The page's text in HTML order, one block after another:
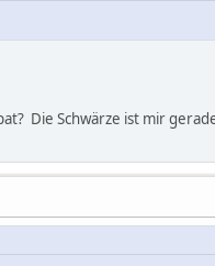
Die Schwärze ist mir